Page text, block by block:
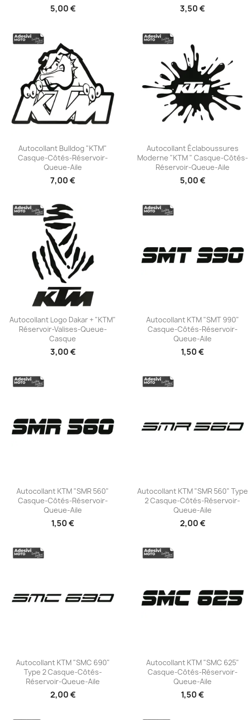
5,00 € 3,50 €
+23
Autocollant Bulldog "KTM"
Casque-Côtés-Réservoir-
Queue-Aile
7,00 €
+23
Autocollant Éclaboussures
Moderne "KTM " Casque-Côtés-
Réservoir-Queue-Aile
5,00 €
+23
Autocollant Logo Dakar + "KTM"
Réservoir-Valises-Queue-
Casque
3,00 €
+23
Autocollant KTM "SMT 990"
Casque-Côtés-Réservoir-
Queue-Aile
1,50 €
+23
Autocollant KTM "SMR 560"
Casque-Côtés-Réservoir-
Queue-Aile
1,50 €
+23
Autocollant KTM "SMR 560" Type
2 Casque-Côtés-Réservoir-
Queue-Aile
2,00 €
+23
Autocollant KTM "SMC 690"
Type 2 Casque-Côtés-
Réservoir-Queue-Aile
2,00 €
+23
Autocollant KTM "SMC 625"
Casque-Côtés-Réservoir-
Queue-Aile
1,50 €